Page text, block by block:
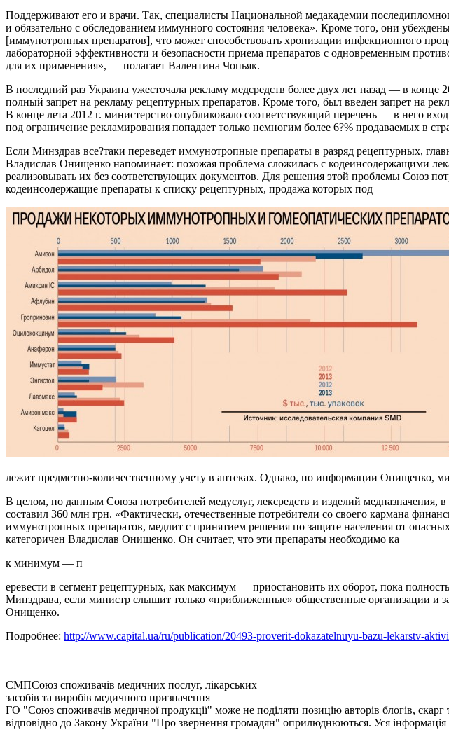
Поддерживают его и врачи. Так, специалисты Национальной медакадемии
и обязательно с обследованием иммунного состояния человека». Кроме того, они
[иммунотропных препаратов], что может способствовать хронизации инфекционного
лабораторной эффективности и безопасности приема препаратов с одновременным
для их применения», — полагает Валентина Чопьяк.
В последний раз Украина ужесточала рекламу медсредств более двух лет назад — в конце
полный запрет на рекламу рецептурных препаратов. Кроме того, был введен запрет на
В конце лета 2012 г. министерство опубликовало соответствующий перечень — в него
под ограничение рекламирования попадает только немногим более 6?% продаваемых в
Если Минздрав все?таки переведет иммунотропные препараты в разряд рецептурных,
Владислав Онищенко напоминает: похожая проблема сложилась с кодеинсодержащими
реализовывать их без соответствующих документов. Для решения этой проблемы Союз
кодеинсодержащие препараты к списку рецептурных, продажа которых под
лежит предметно-количественному учету в аптеках. Однако, по информации Онищенко,
В целом, по данным Союза потребителей медуслуг, лексредств и изделий
составил 360 млн грн. «Фактически, отечественные потребители со своего кармана
иммунотропных препаратов, медлит с принятием решения по защите населения от
категоричен Владислав Онищенко. Он считает, что эти препараты необходимо ка
к минимум — п
еревести в сегмент рецептурных, как максимум — приостановить их оборот, пока
Минздрава, если министр слышит только «приближенные» общественные организации и
Онищенко.
Подробнее: http://www.capital.ua/ru/publication/20493-proverit-dokazatelnuyu-bazu-lekarstv-
СМПСоюз споживачів медичних послуг, лікарських
засобів та виробів медичного призначення
ГО "Союз споживачів медичної продукції" може не поділяти позицію авторів блогів, скарг
відповідно до Закону України "Про звернення громадян" оприлюднюються. Уся